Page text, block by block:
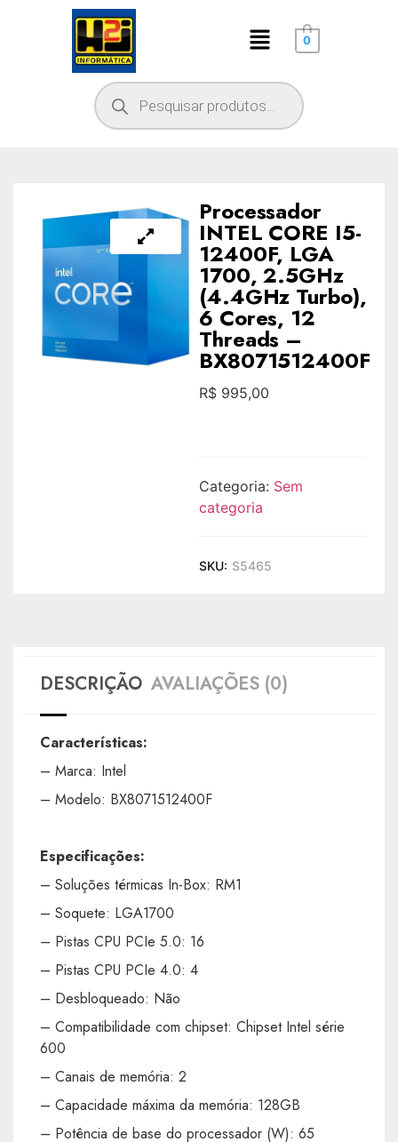
0
Processador
INTEL CORE I5-
12400F, LGA
1700, 2.5GHz
(4.4GHz Turbo),
6 Cores, 12
Threads –
BX8071512400F
R$ 995,00
Categoria: Sem
categoria
SKU: S5465
DESCRIÇÃO AVALIAÇÕES (0)
Características:
– Marca: Intel
– Modelo: BX8071512400F
Especificações:
– Soluções térmicas In-Box: RM1
– Soquete: LGA1700
– Pistas CPU PCIe 5.0: 16
– Pistas CPU PCIe 4.0: 4
– Desbloqueado: Não
– Compatibilidade com chipset: Chipset Intel série
600
– Canais de memória: 2
– Capacidade máxima da memória: 128GB
– Potência de base do processador (W): 65